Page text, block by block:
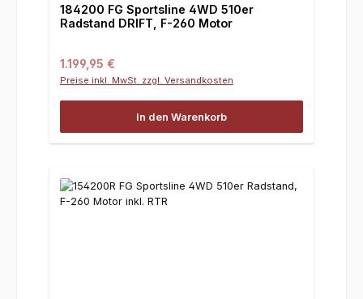
184200 FG Sportsline 4WD 510er
Radstand DRIFT, F-260 Motor
Regulärer Preis:
1.199,95 €
Preise inkl. MwSt. zzgl. Versandkosten
In den Warenkorb